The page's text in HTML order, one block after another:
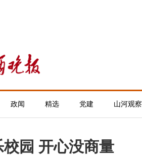
政闻 精选 党建 山河观察
校园 开心没商量